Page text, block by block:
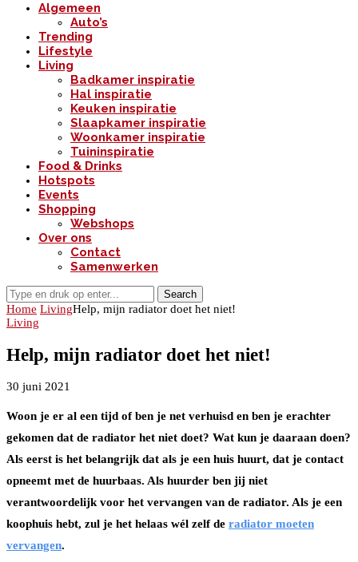
Algemeen
Auto’s
Trending
Lifestyle
Living
Badkamer inspiratie
Hal inspiratie
Keuken inspiratie
Slaapkamer inspiratie
Woonkamer inspiratie
Tuininspiratie
Food & Drinks
Hotspots
Events
Shopping
Webshops
Over ons
Contact
Samenwerken
Search
Home LivingHelp, mijn radiator doet het niet!
Living
Help, mijn radiator doet het niet!
30 juni 2021
Woon je er al een tijd of ben je net verhuisd en ben je erachter
gekomen dat de radiator het niet doet? Wat kun je daaraan doen?
Als eerst is het belangrijk dat als je een huis huurt, dat je contact
opneemt met de huurbaas. Als huurder ben jij niet
verantwoordelijk voor het vervangen van de radiator. Als je een
koophuis hebt, zul je het helaas wél zelf de radiator moeten
vervangen.